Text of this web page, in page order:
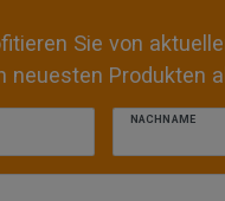
Sie von
neuesten Produkten
NACHNAME